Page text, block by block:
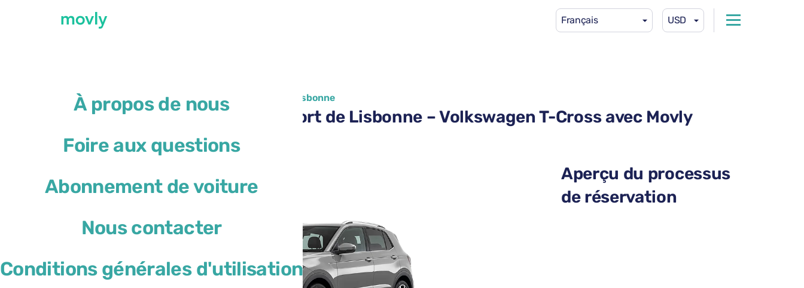
Français USD
À propos de nous
Foire aux questions
Abonnement de voiture
Nous contacter
Conditions générales d'utilisation
←Toutes les voitures disponibles à l’aéroport de Lisbonne
Location de voiture à l’aéroport de Lisbonne – Volkswagen T-Cross avec Movly
ou similaire
Aperçu du processus
de réservation